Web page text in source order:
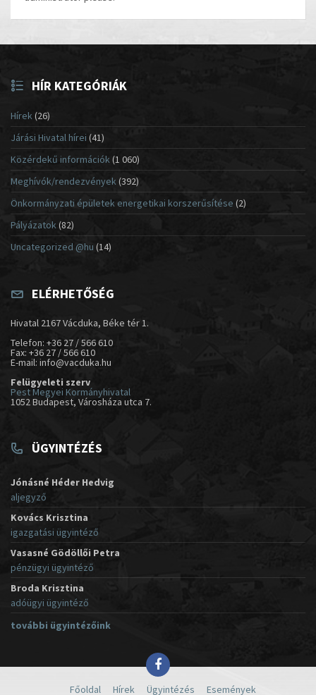
HÍR KATEGÓRIÁK
Hírek(26)
Járási Hivatal hírei (41)
Közérdekű információk(1 060)
Meghívók/rendezvények (392)
Önkormányzati épületek energetikai korszerűsítése (2)
Pályázatok (82)
Uncategorized @hu (14)
ELÉRHETŐSÉG
Hivatal 2167 Vácduka, Béke tér 1.
Telefon: +36 27 / 566 610
Fax: +36 27 / 566 610
E-mail: info@vacduka.hu
Felügyeleti szerv
Pest Megyei Kormányhivatal
1052 Budapest, Városháza utca 7.
ÜGYINTÉZÉS
Jónásné Héder Hedvig
aljegyző
Kovács Krisztina
igazgatási ügyintéző
Vasasné Gödöllői Petra
pénzügyi ügyintéző
Broda Krisztina
adóügyi ügyintéző
további ügyintézőink
Főoldal Hírek Ügyintézés Események